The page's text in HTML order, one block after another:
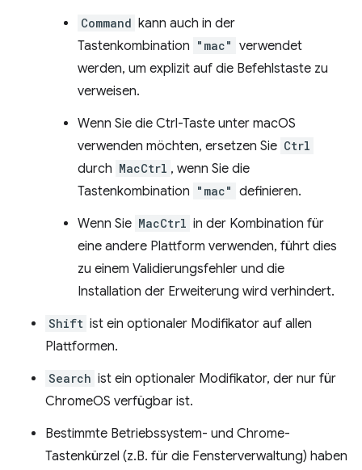
Command kann auch in der
Tastenkombination "mac" verwendet
werden, um explizit auf die Befehlstaste zu
verweisen.
Wenn Sie die Ctrl-Taste unter macOS
verwenden möchten, ersetzen Sie Ctrl
durch MacCtrl , wenn Sie die
Tastenkombination "mac" definieren.
Wenn Sie MacCtrl in der Kombination für
eine andere Plattform verwenden, führt dies
zu einem Validierungsfehler und die
Installation der Erweiterung wird verhindert.
Shift ist ein optionaler Modifikator auf allen
Plattformen.
Search ist ein optionaler Modifikator, der nur für
ChromeOS verfügbar ist.
Bestimmte Betriebssystem- und Chrome-
Tastenkürzel (z.B. für die Fensterverwaltung) haben